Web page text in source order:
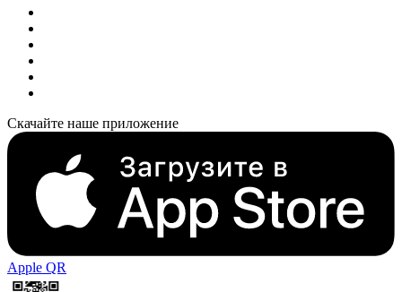
Скачайте наше приложение
Apple QR